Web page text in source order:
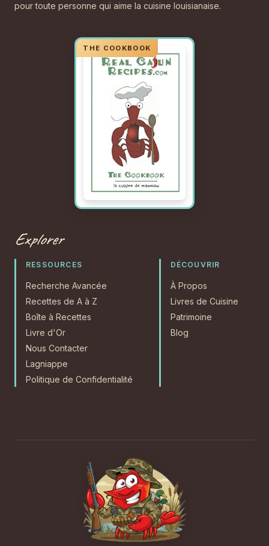
pour toute personne qui aime la cuisine louisianaise.
Explorer
RESSOURCES
Recherche Avancée
Recettes de A à Z
Boîte à Recettes
Livre d'Or
Nous Contacter
Lagniappe
Politique de Confidentialité
DÉCOUVRIR
À Propos
Livres de Cuisine
Patrimoine
Blog